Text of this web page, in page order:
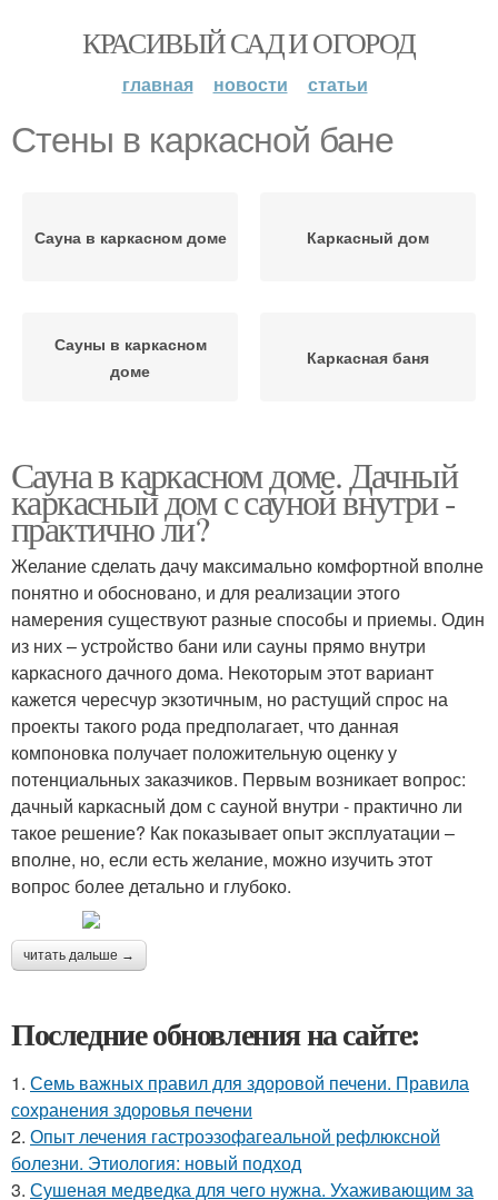
КРАСИВЫЙ САД И ОГОРОД
главная новости статьи
Стены в каркасной бане
Сауна в каркасном доме Каркасный дом
Сауны в каркасном
доме
Каркасная баня
Сауна в каркасном доме. Дачный
каркасный дом с сауной внутри -
практично ли?
Желание сделать дачу максимально комфортной вполне
понятно и обосновано, и для реализации этого
намерения существуют разные способы и приемы. Один
из них – устройство бани или сауны прямо внутри
каркасного дачного дома. Некоторым этот вариант
кажется чересчур экзотичным, но растущий спрос на
проекты такого рода предполагает, что данная
компоновка получает положительную оценку у
потенциальных заказчиков. Первым возникает вопрос:
дачный каркасный дом с сауной внутри - практично ли
такое решение? Как показывает опыт эксплуатации –
вполне, но, если есть желание, можно изучить этот
вопрос более детально и глубоко.
читать дальше →
Последние обновления на сайте:
1. Семь важных правил для здоровой печени. Правила
сохранения здоровья печени
2. Опыт лечения гастроэзофагеальной рефлюксной
болезни. Этиология: новый подход
3. Сушеная медведка для чего нужна. Ухаживающим за